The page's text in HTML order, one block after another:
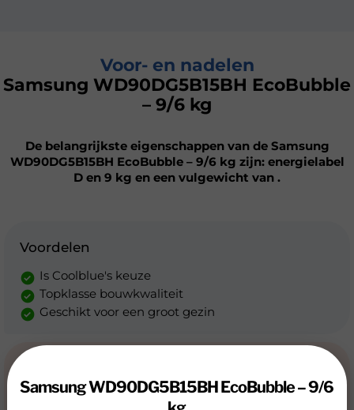
Voor- en nadelen
Samsung WD90DG5B15BH EcoBubble
– 9/6 kg
De belangrijkste eigenschappen van de Samsung
WD90DG5B15BH EcoBubble – 9/6 kg zijn: energielabel
D en 9 kg en een vulgewicht van .
Voordelen
Is Coolblue's keuze
Topklasse bouwkwaliteit
Geschikt voor een groot gezin
Niet milieuvriendelijk
Samsung WD90DG5B15BH EcoBubble – 9/6